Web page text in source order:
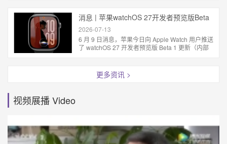
消息 | 苹果watchOS 27开发者预览版Beta
1发布
2026-07-13
6 月 9 日消息，苹果今日向 Apple Watch 用户推送
了 watchOS 27 开发者预览版 Beta 1 更新（内部
更多资讯 >
视频展播 Video